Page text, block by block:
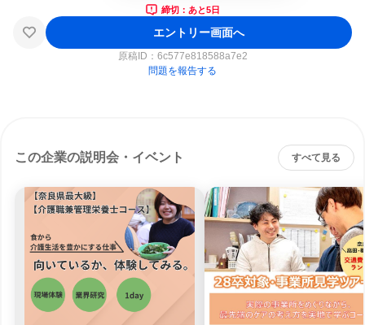
締切：あと5日
エントリー画面へ
原稿ID： 6c577e818588a7e2
問題を報告する
この企業の説明会・イベント すべて見る